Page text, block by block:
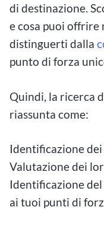
di destinazione.
e cosa puoi
distinguerti dalla
punto di forza
Quindi, la ricerca
riassunta come:
Identificazione
Valutazione dei
Identificazione
ai tuoi punti di